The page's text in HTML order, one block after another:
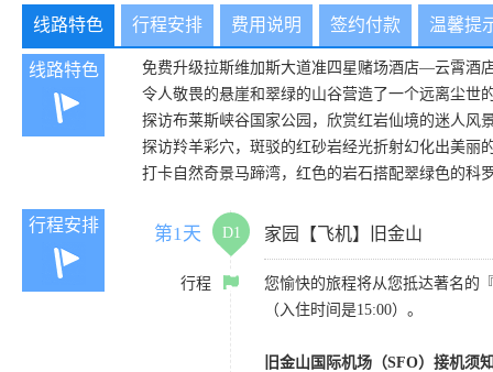
线路特色 行程安排 费用说明 签约付款 温馨提
线路特色
免费升级拉斯维加斯大道准四星赌场酒店—云霄酒
令人敬畏的悬崖和翠绿的山谷营造了一个远离尘世
探访布莱斯峡谷国家公园，欣赏红岩仙境的迷人风
探访羚羊彩穴，斑驳的红砂岩经光折射幻化出美丽
打卡自然奇景马蹄湾，红色的岩石搭配翠绿色的科
行程安排 第1天 D1 家园【飞机】旧金山
行程
您愉快的旅程将从您抵达著名的
（入住时间是15:00）。
旧金山国际机场（SFO）接机须